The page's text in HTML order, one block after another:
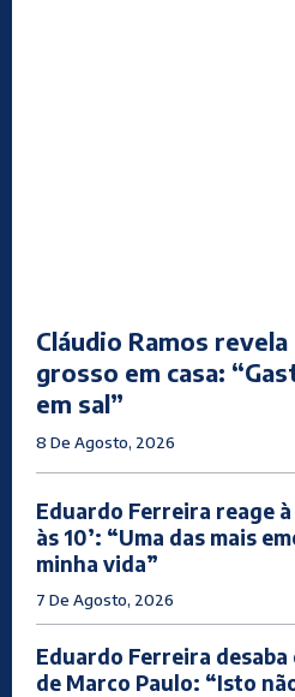
Cláudio Ramos
grosso em casa:
em sal”
8 De Agosto, 2026
Eduardo Ferreira reage
às 10’: “Uma das mais
minha vida”
7 De Agosto, 2026
Eduardo Ferreira
de Marco Paulo: “Isto